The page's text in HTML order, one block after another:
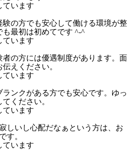
ています
験の方でも安心して働ける環境が整
も最初は初めてです ^-^
ています
者の方には優遇制度があります。面
えください。
ています
ンクがある方でも安心です。ゆっ
ください。
ています
しいし心配だなぁという方は、お
す。
ています